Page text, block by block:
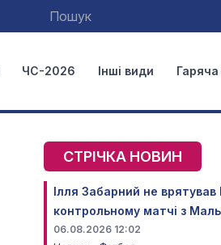
ЧС-2026 Інші види
СТРІЧКА НОВИН
Ілля Забарний не
контрольному матчі з
06.08.2026 12:02